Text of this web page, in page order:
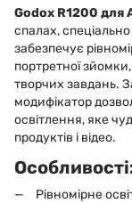
Godox R1200 для
спалах,
забезпечує
портретної
творчих завдань.
модифікатор
освітлення, яке
продуктів і відео.
Рівномірне